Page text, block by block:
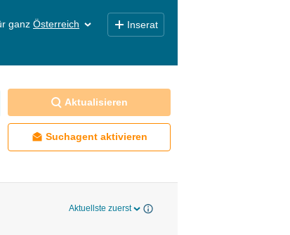
ganz Österreich Inserat
Aktualisieren
Suchagent aktivieren
Aktuellste zuerst